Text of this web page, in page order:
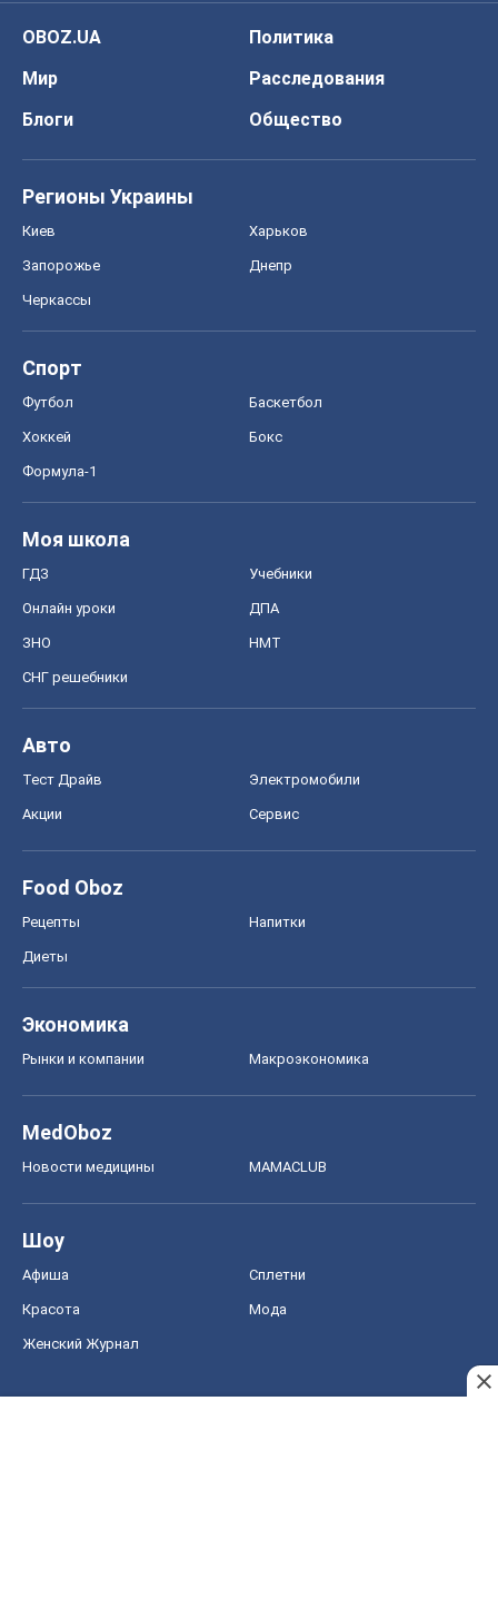
OBOZ.UA
Политика
Мир
Расследования
Блоги
Общество
Регионы Украины
Киев Харьков
Запорожье Днепр
Черкассы
Спорт
Футбол Баскетбол
Хоккей Бокс
Формула-1
Моя школа
ГДЗ Учебники
Онлайн уроки ДПА
ЗНО НМТ
СНГ решебники
Авто
Тест Драйв Электромобили
Акции Сервис
Food Oboz
Рецепты Напитки
Диеты
Экономика
Рынки и компании Mакроэкономика
MedOboz
Новости медицины MAMACLUB
Шоу
Афиша Сплетни
Красота Мода
Женский Журнал